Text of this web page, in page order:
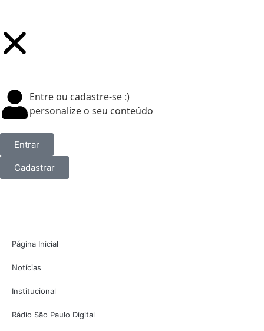
Entre ou cadastre-se :)
personalize o seu conteúdo
Entrar
Cadastrar
Página Inicial
Notícias
Institucional
Rádio São Paulo Digital